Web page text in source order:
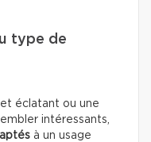
type de
éclatant ou une
intéressants,
à un usage